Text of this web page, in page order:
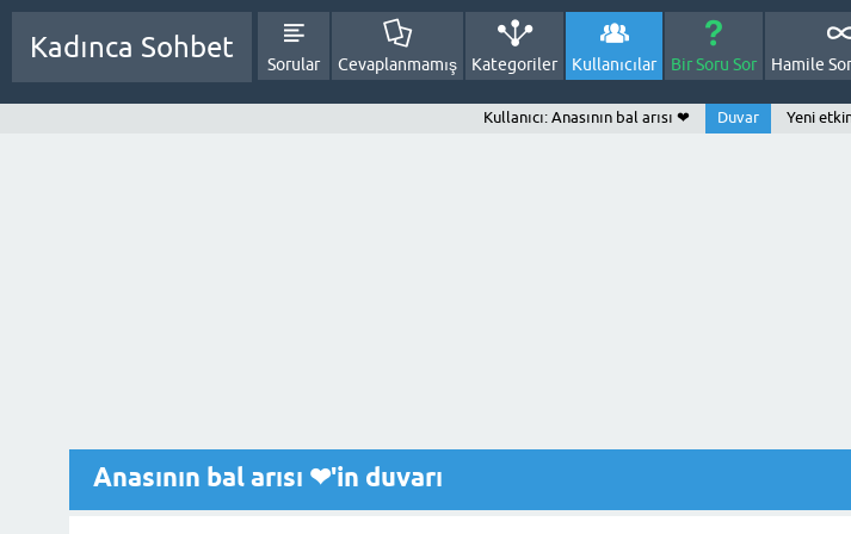
Kadınca Sohbet
Sorular Cevaplanmamış Kategoriler Kullanıcılar Bir Soru Sor Hamile
Kullanıcı: Anasının bal arısı ❤ Duvar Yeni
Anasının bal arısı ❤'in duvarı